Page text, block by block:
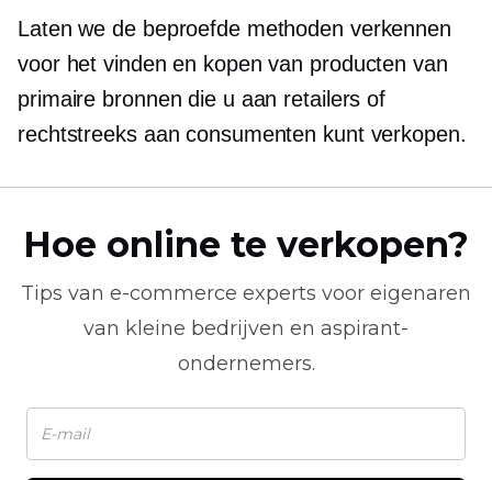
Laten we de beproefde methoden verkennen
voor het vinden en kopen van producten van
primaire bronnen die u aan retailers of
rechtstreeks aan consumenten kunt verkopen.
Hoe online te verkopen?
Tips van e-commerce experts voor eigenaren
van kleine bedrijven en aspirant-
ondernemers.